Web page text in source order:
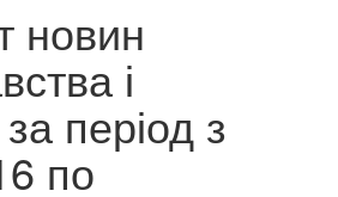
новин
і
період з
по